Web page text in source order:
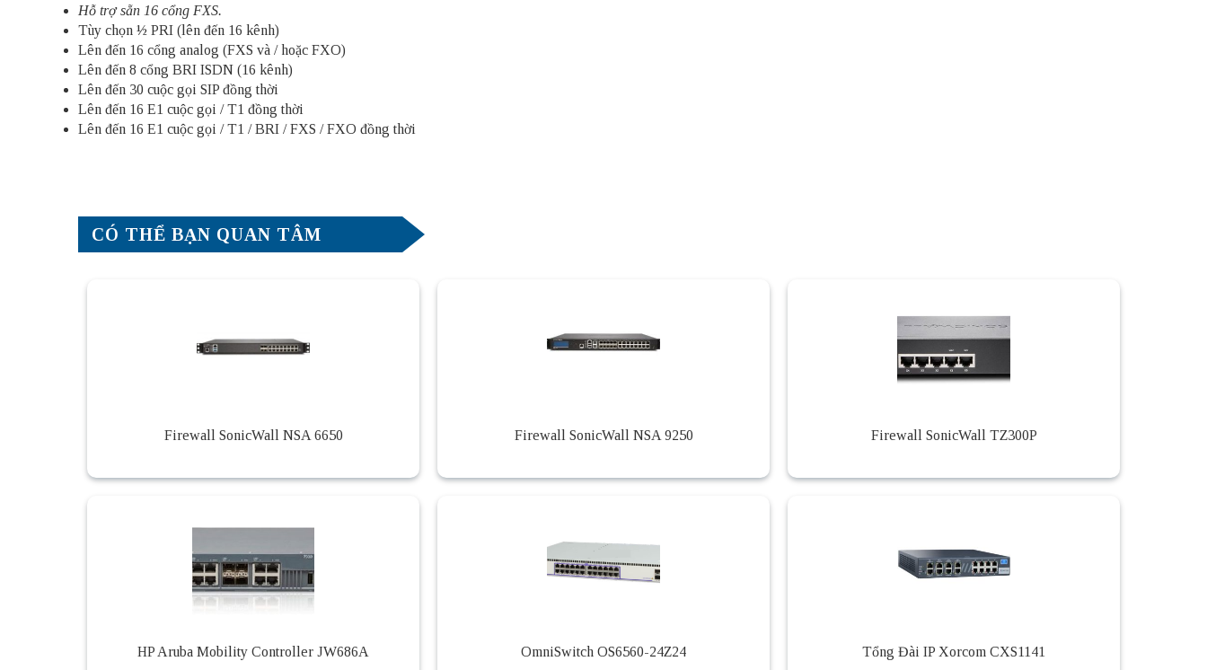
Hỗ trợ sẵn 16 cổng FXS.
Tùy chọn ½ PRI (lên đến 16 kênh)
Lên đến 16 cổng analog (FXS và / hoặc FXO)
Lên đến 8 cổng BRI ISDN (16 kênh)
Lên đến 30 cuộc gọi SIP đồng thời
Lên đến 16 E1 cuộc gọi / T1 đồng thời
Lên đến 16 E1 cuộc gọi / T1 / BRI / FXS / FXO đồng thời
CÓ THỂ BẠN QUAN TÂM
Firewall SonicWall NSA 6650 Firewall SonicWall NSA 9250 Firewall SonicWall TZ300P
HP Aruba Mobility Controller JW686A OmniSwitch OS6560-24Z24 Tổng Đài IP Xorcom CXS1141